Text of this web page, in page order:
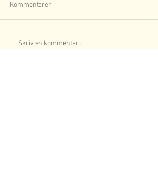
Kommentarer
Skriv en kommentar...